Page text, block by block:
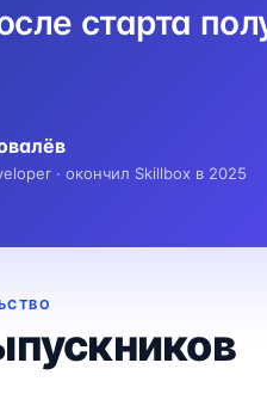
старта
· окончил Skillbox в 2025